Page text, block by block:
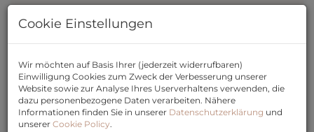
ZIMMER
2
FLÄCHE
ca. 55,39 m2 99.000,00 €
Cookie Einstellungen
Wir möchten auf Basis Ihrer (jederzeit widerrufbaren)
Einwilligung Cookies zum Zweck der Verbesserung unserer
Website sowie zur Analyse Ihres Userverhaltens verwenden, die
dazu personenbezogene Daten verarbeiten. Nähere
Informationen finden Sie in unserer Datenschutzerklärung und
unserer Cookie Policy.